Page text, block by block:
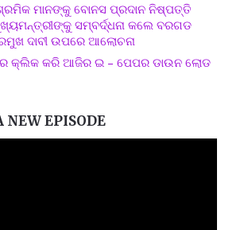
ମାନଙ୍କୁ ବୋନସ ପ୍ରଦାନ ନିଷ୍ପତ୍ତି
ସମ୍ବର୍ଦ୍ଧନା କଲେ ବରଗଡ
ଦାବୀ ଉପରେ ଆଲୋଚନା
କ୍ଲିକ କରି ଆଜିର ଇ – ପେପର ଡାଉନ ଲୋଡ
NEW EPISODE